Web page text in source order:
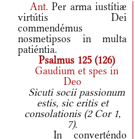
Ant. Per arma iustítiæ
virtútis Dei
commendémus
nosmetipsos in multa
patiéntia.
Psalmus 125 (126)
Gaudium et spes in
Deo
Sicuti socii passionum
estis, sic eritis et
consolationis (2 Cor 1,
7).
In converténdo